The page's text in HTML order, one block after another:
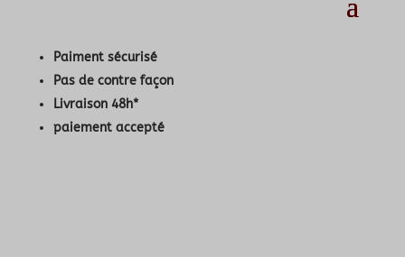
Paiment sécurisé
Pas de contre façon
Livraison 48h*
paiement accepté